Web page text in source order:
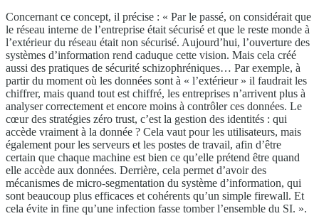
Concernant ce concept, il précise : « Par le passé, on considérait que
le réseau interne de l’entreprise était sécurisé et que le reste monde à
l’extérieur du réseau était non sécurisé. Aujourd’hui, l’ouverture des
systèmes d’information rend caduque cette vision. Mais cela créé
aussi des pratiques de sécurité schizophréniques… Par exemple, à
partir du moment où les données sont à « l’extérieur » il faudrait les
chiffrer, mais quand tout est chiffré, les entreprises n’arrivent plus à
analyser correctement et encore moins à contrôler ces données. Le
cœur des stratégies zéro trust, c’est la gestion des identités : qui
accède vraiment à la donnée ? Cela vaut pour les utilisateurs, mais
également pour les serveurs et les postes de travail, afin d’être
certain que chaque machine est bien ce qu’elle prétend être quand
elle accède aux données. Derrière, cela permet d’avoir des
mécanismes de micro-segmentation du système d’information, qui
sont beaucoup plus efficaces et cohérents qu’un simple firewall. Et
cela évite in fine qu’une infection fasse tomber l’ensemble du SI. ».